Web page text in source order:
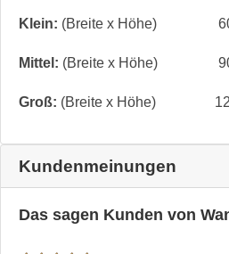
Klein: (Breite x Höhe)
Mittel: (Breite x Höhe)
Groß: (Breite x Höhe)
Kundenmeinungen
Das sagen Kunden von